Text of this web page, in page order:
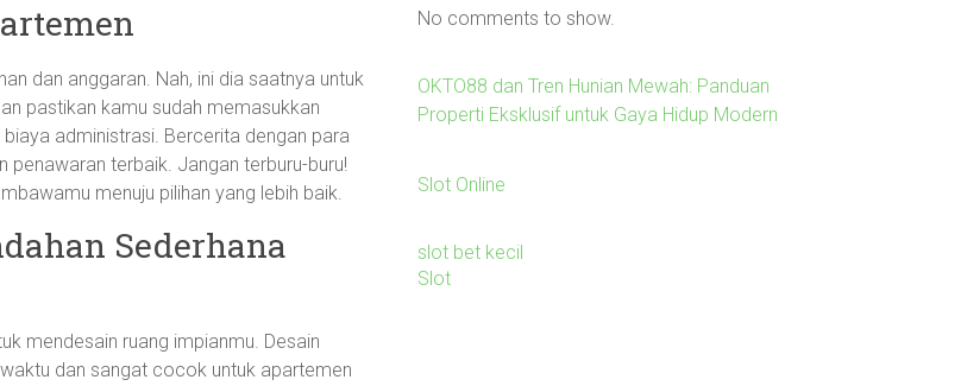
dan anggaran. Nah, ini dia saatnya untuk
pastikan kamu sudah memasukkan
administrasi. Bercerita dengan para
terbaik. Jangan terburu-buru!
menuju pilihan yang lebih baik.
Sederhana
mendesain ruang impianmu. Desain
dan sangat cocok untuk apartemen
No comments to show.
OKTO88 dan Tren Hunian Mewah: Panduan
Properti Eksklusif untuk Gaya Hidup Modern
Slot Online
slot bet kecil
Slot